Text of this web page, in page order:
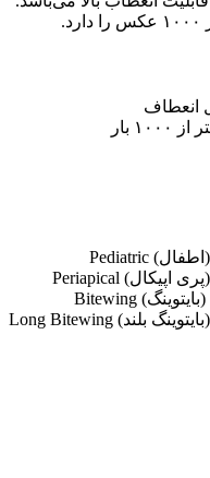
انعطاف
بار
اطفال) Pediatric